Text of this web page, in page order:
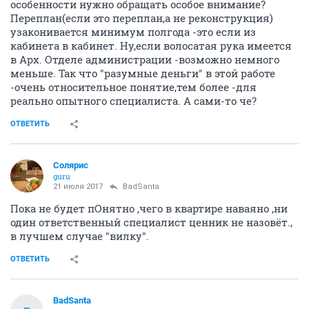
особенности нужно обращать особое внимание?
Переплан(если это переплан,а не реконструкция)
узаконивается минимум полгода -это если из
кабинета в кабинет. Ну,если волосатая рука имеется
в Арх. Отделе администрации -возможно немного
меньше. Так что "разумные деньги" в этой работе
-очень относительное понятие,тем более -для
реально опытного специалиста. А сами-то че?
ОТВЕТИТЬ
Солярис
guru
21 июля 2017 BadSanta
Пока не будет пОнятно ,чего в квартире наваяно ,ни
один ответственный специалист ценник не назовёт.,
в лучшем случае "вилку".
ОТВЕТИТЬ
BadSanta